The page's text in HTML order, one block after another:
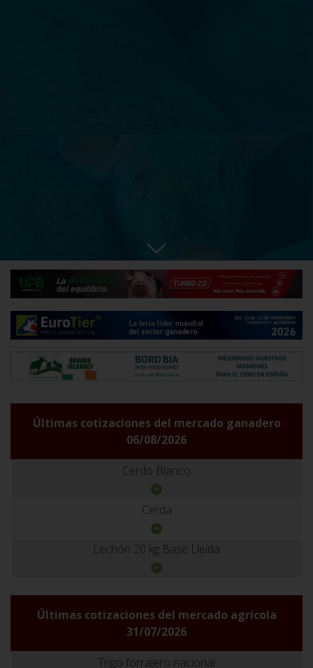
Últimas cotizaciones del mercado ganadero
06/08/2026
Cerdo Blanco
Cerda
Lechón 20 kg Base Lleida
Últimas cotizaciones del mercado agrícola
31/07/2026
Trigo forrajero nacional